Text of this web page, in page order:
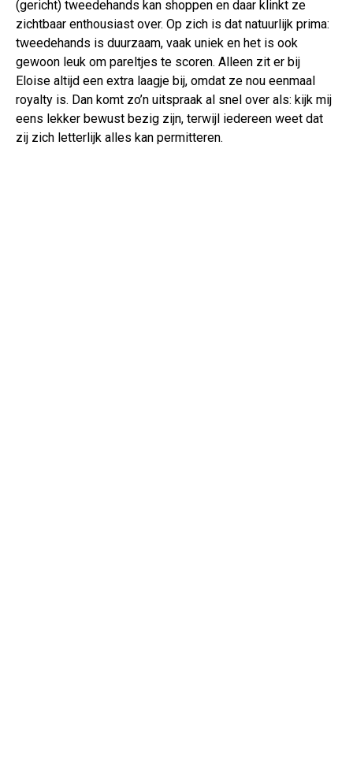
(gericht) tweedehands kan shoppen en daar klinkt ze
zichtbaar enthousiast over. Op zich is dat natuurlijk prima:
tweedehands is duurzaam, vaak uniek en het is ook
gewoon leuk om pareltjes te scoren. Alleen zit er bij
Eloise altijd een extra laagje bij, omdat ze nou eenmaal
royalty is. Dan komt zo’n uitspraak al snel over als: kijk mij
eens lekker bewust bezig zijn, terwijl iedereen weet dat
zij zich letterlijk alles kan permitteren.